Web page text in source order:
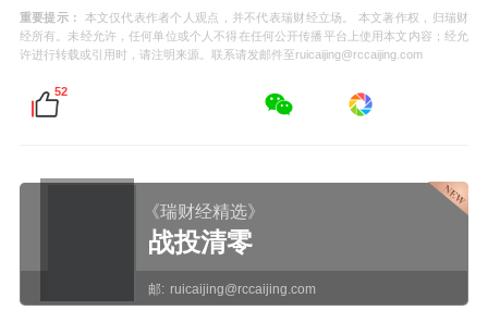
重要提示：
本文仅代表作者个人观点，并不代表瑞财经立场。 本文著作权，归瑞财
经所有。未经允许，任何单位或个人不得在任何公开传播平台上使用本文内容；经允
许进行转载或引用时，请注明来源。联系请发邮件至ruicaijing@rccaijing.com
52
《瑞财经精选》
战投清零
邮: ruicaijing@rccaijing.com